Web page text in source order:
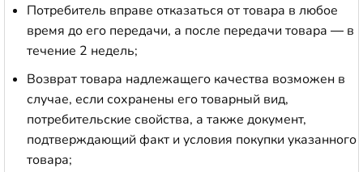
Потребитель вправе отказаться от товара в любое
время до его передачи, а после передачи товара — в
течение 2 недель;
Возврат товара надлежащего качества возможен в
случае, если сохранены его товарный вид,
потребительские свойства, а также документ,
подтверждающий факт и условия покупки указанного
товара;